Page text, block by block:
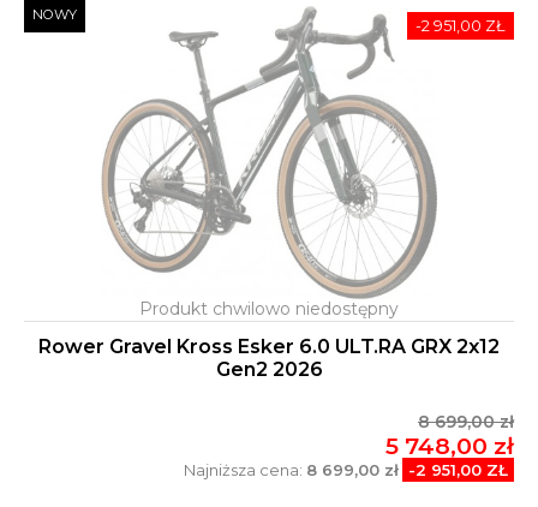
Rower Gravel Kross Esker 6.0 ULT.RA GRX 2x12
Gen2 2026
8 699,00 zł
5 748,00 zł
Najniższa cena: 8 699,00 zł -2 951,00 ZŁ
NOWY
-2 951,00 ZŁ